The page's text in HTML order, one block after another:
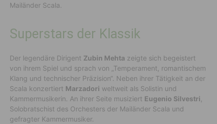
Mailänder Scala.
Superstars der Klassik
Der legendäre Dirigent Zubin Mehta zeigte sich begeistert
von ihrem Spiel und sprach von „Temperament, romantischem
Klang und technischer Präzision“. Neben ihrer Tätigkeit an der
Scala konzertiert Marzadori weltweit als Solistin und
Kammermusikerin. An ihrer Seite musiziert Eugenio Silvestri
Solobratschist des Orchesters der Mailänder Scala und
gefragter Kammermusiker.